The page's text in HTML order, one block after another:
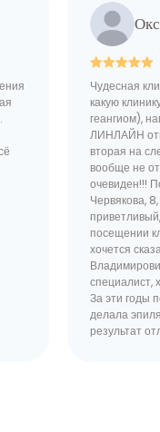
Чудесная
какую
геангиом),
ЛИНЛАЙН
вторая на
вообще не
очевиден!!!
Червякова,
посещении
хочется
специалист,
За эти годы
делала
результат